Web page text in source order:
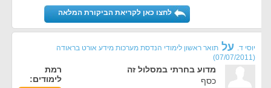
לחצו כאן לקריאת הביקורת המלאה
יוסי ד. על תואר ראשון לימודי הנדסת מערכות מידע אורט בראודה
(
07/07/2011
)
מדוע בחרתי במסלול זה
כסף
רמת
לימודים: